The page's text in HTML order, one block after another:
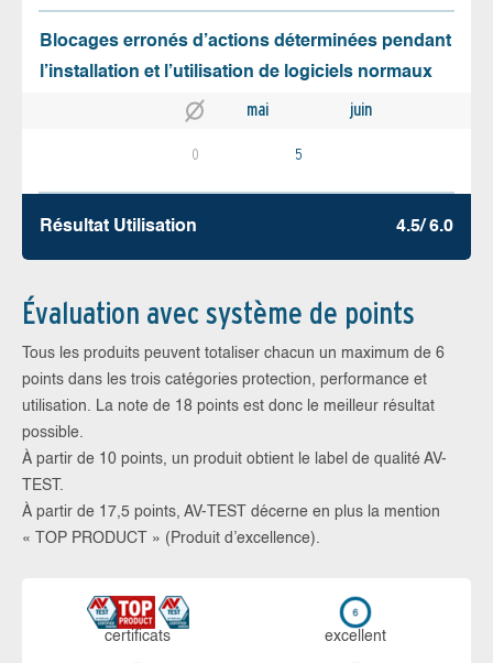
Blocages erronés d’actions déterminées pendant
l’installation et l’utilisation de logiciels normaux
mai juin
0 5
Résultat Utilisation 4.5/ 6.0
Évaluation avec système de points
Tous les produits peuvent totaliser chacun un maximum de 6
points dans les trois catégories protection, performance et
utilisation. La note de 18 points est donc le meilleur résultat
possible.
À partir de 10 points, un produit obtient le label de qualité AV-
TEST.
À partir de 17,5 points, AV-TEST décerne en plus la mention
« TOP PRODUCT » (Produit d’excellence).
certi­ficats ex­cellent